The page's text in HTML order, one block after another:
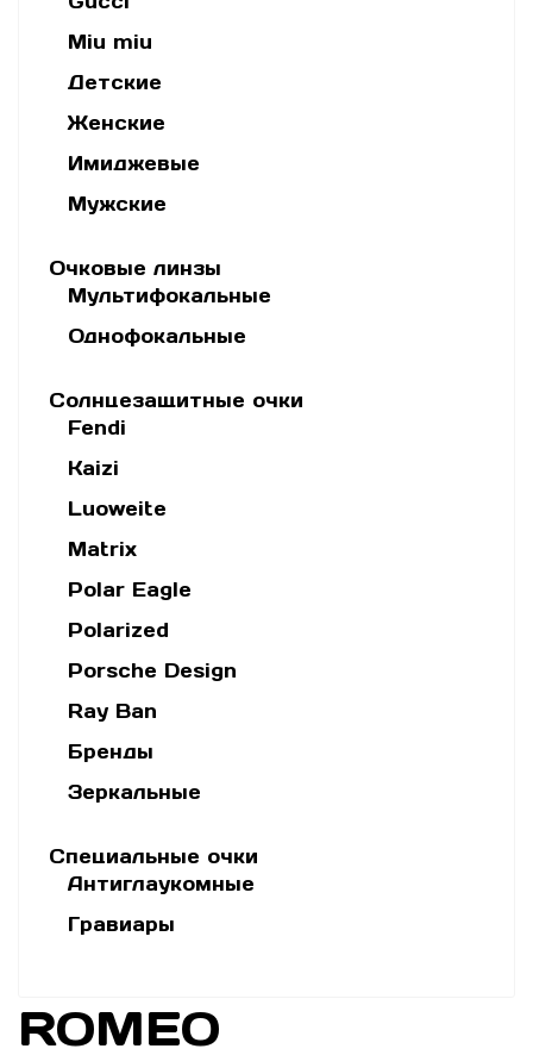
Miu miu
Детские
Женские
Имиджевые
Мужские
Очковые линзы
Мультифокальные
Однофокальные
Солнцезащитные очки
Fendi
Kaizi
Luoweite
Matrix
Polar Eagle
Polarized
Porsche Design
Ray Ban
Бренды
Зеркальные
Специальные очки
Антиглаукомные
Гравиары
ROMEO